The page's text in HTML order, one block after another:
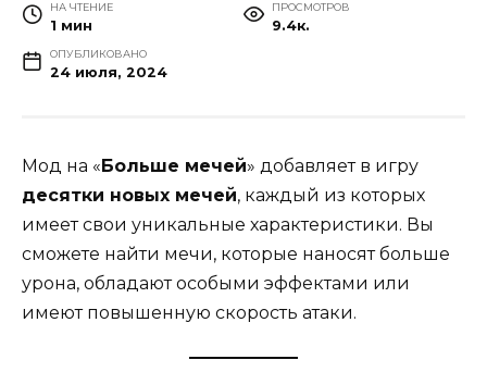
НА ЧТЕНИЕ
1 мин
ПРОСМОТРОВ
9.4к.
ОПУБЛИКОВАНО
24 июля, 2024
Мод на «Больше мечей» добавляет в игру
десятки новых мечей, каждый из которых
имеет свои уникальные характеристики. Вы
сможете найти мечи, которые наносят больше
урона, обладают особыми эффектами или
имеют повышенную скорость атаки.